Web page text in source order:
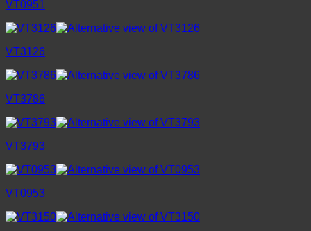
VT0951
VT3126
VT3786
VT3793
VT0953